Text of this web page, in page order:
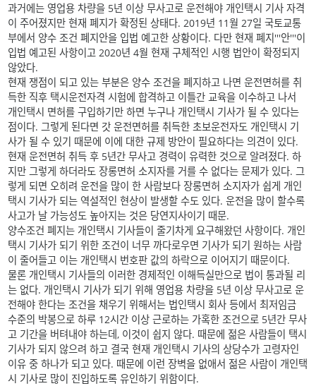
과거에는 영업용 차량을 5년 이상 무사고로 운전해야 개인택시 기사 자격
이 주어졌지만 현재 폐지가 확정된 상태다. 2019년 11월 27일 국토교통
부에서 양수 조건 폐지안을 입법 예고한 상황이다. 다만 현재 폐지'''안'''이
입법 예고된 사항이고 2020년 4월 현재 구체적인 시행 법안이 확정되지
않았다.
현재 쟁점이 되고 있는 부분은 양수 조건을 폐지하고 나면 운전면허를 취
득한 직후 택시운전자격 시험에 합격하고 이틀간 교육을 이수하고 나서
개인택시 면허를 구입하기만 하면 누구나 개인택시 기사가 될 수 있다는
점이다. 그렇게 된다면 갓 운전면허를 취득한 초보운전자도 개인택시 기
사가 될 수 있기 때문에 이에 대한 규제 방안이 필요하다는 의견이 있다.
현재 운전면허 취득 후 5년간 무사고 경력이 유력한 것으로 알려졌다. 하
지만 그렇게 하더라도 장롱면허 소지자를 거를 수 없다는 문제가 있다. 그
렇게 되면 오히려 운전을 많이 한 사람보다 장롱면허 소지자가 쉽게 개인
택시 기사가 되는 역설적인 현상이 발생할 수도 있다. 운전을 많이 할수록
사고가 날 가능성도 높아지는 것은 당연지사이기 때문.
양수조건 폐지는 개인택시 기사들이 줄기차게 요구해왔던 사항이다. 개인
택시 기사가 되기 위한 조건이 너무 까다로우면 기사가 되기 원하는 사람
이 줄어들고 이는 개인택시 번호판 값의 하락으로 이어지기 때문이다.
물론 개인택시 기사들의 이러한 경제적인 이해득실만으로 법이 통과될 리
는 없다. 개인택시 기사가 되기 위해 영업용 차량을 5년 이상 무사고로 운
전해야 한다는 조건을 채우기 위해서는 법인택시 회사 등에서 최저임금
수준의 박봉으로 하루 12시간 이상 근로하는 가혹한 조건으로 5년간 무사
고 기간을 버텨내야 하는데, 이것이 쉽지 않다. 때문에 젊은 사람들이 택시
기사가 되지 않으려 하고 결국 현재 개인택시 기사의 상당수가 고령자인
이유 중 하나가 되고 있다. 때문에 이런 장벽을 없애서 젊은 사람이 개인택
시 기사로 많이 진입하도록 유인하기 위함이다.